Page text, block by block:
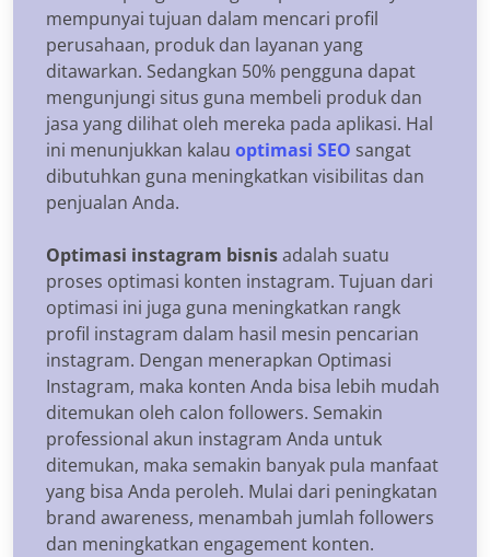
mempunyai tujuan dalam mencari profil
perusahaan, produk dan layanan yang
ditawarkan. Sedangkan 50% pengguna dapat
mengunjungi situs guna membeli produk dan
jasa yang dilihat oleh mereka pada aplikasi. Hal
ini menunjukkan kalau optimasi SEO sangat
dibutuhkan guna meningkatkan visibilitas dan
penjualan Anda.
Optimasi instagram bisnisadalah suatu
proses optimasi konten instagram. Tujuan dari
optimasi ini juga guna meningkatkan rangk
profil instagram dalam hasil mesin pencarian
instagram. Dengan menerapkan Optimasi
Instagram, maka konten Anda bisa lebih mudah
ditemukan oleh calon followers. Semakin
professional akun instagram Anda untuk
ditemukan, maka semakin banyak pula manfaat
yang bisa Anda peroleh. Mulai dari peningkatan
brand awareness, menambah jumlah followers
dan meningkatkan engagement konten.